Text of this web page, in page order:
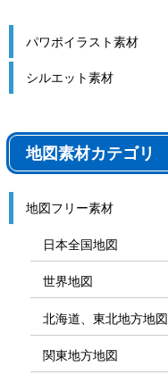
パワポイラスト素材
シルエット素材
地図素材カテゴリ
地図フリー素材
日本全国地図
世界地図
北海道、東北地方地図
関東地方地図